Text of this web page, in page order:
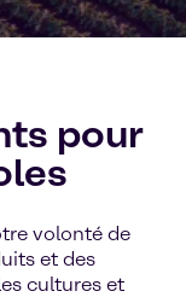
pour
volonté de
et des
cultures et